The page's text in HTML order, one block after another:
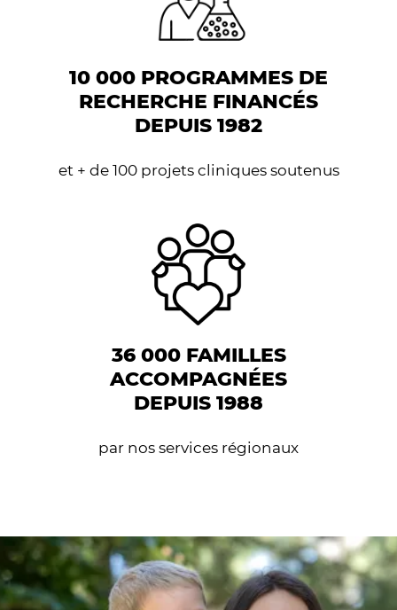
10 000 PROGRAMMES DE
RECHERCHE FINANCÉS
DEPUIS 1982
et + de 100 projets cliniques soutenus
36 000 FAMILLES
ACCOMPAGNÉES
DEPUIS 1988
par nos services régionaux